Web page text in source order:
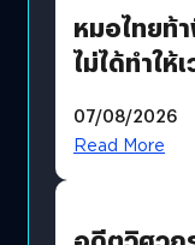
หมอไทยท้
ไม่ได้ทำให้
07/08/2026
Read More